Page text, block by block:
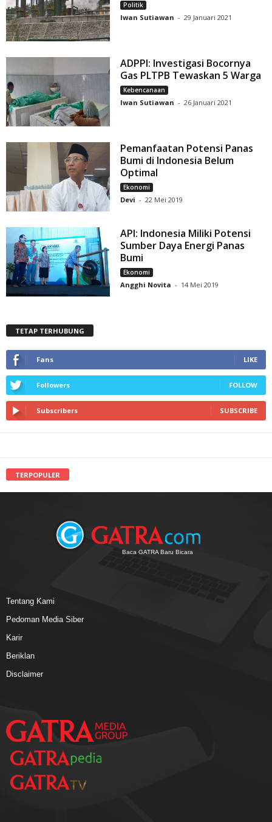
Politik
Iwan Sutiawan - 29 Januari 2021
ADPPI: Investigasi Bocornya
Gas PLTPB Tewaskan 5 Warga
Kebencanaan
Iwan Sutiawan - 26 Januari 2021
Pemanfaatan Potensi Panas
Bumi di Indonesia Belum
Optimal
Ekonomi
Devi - 22 Mei 2019
API: Indonesia Miliki Potensi
Sumber Daya Energi Panas
Bumi
Ekonomi
Angghi Novita - 14 Mei 2019
TETAP TERHUBUNG
Fans LIKE
Followers FOLLOW
Subscribers SUBSCRIBE
TERPOPULER
Baca GATRA Baru Bicara
Tentang Kami
Pedoman Media Siber
Karir
Beriklan
Disclaimer